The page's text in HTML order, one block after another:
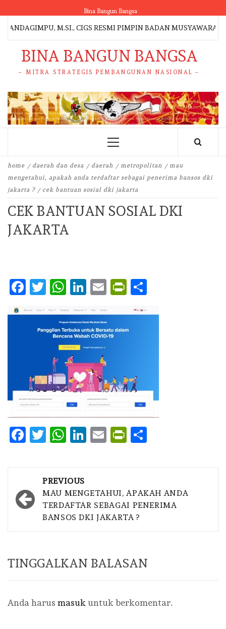
to
content
Bina Bangun Bangsa
M.SI., CIGS RESMI PIMPIN BADAN MUSYAWARAH
BINA BANGUN BANGSA
– MITRA STRATEGIS PEMBANGUNAN NASIONAL –
Primary
home daerah dan desa daerah metropolitan
mau
mengetahui, apakah anda terdaftar sebagai penerima bansos dki
jakarta ?
cek bantuan sosial dki jakarta
CEK BANTUAN SOSIAL DKI
JAKARTA
Facebook
Twitter
WhatsApp
LinkedIn
EmailPrintFriendly
Facebook
Twitter
WhatsApp
LinkedIn
EmailPrintFriendly
navigation
PREVIOUS
MAU MENGETAHUI, APAKAH ANDA
TERDAFTAR SEBAGAI PENERIMA
BANSOS DKI JAKARTA ?
TINGGALKAN BALASAN
Anda harus masuk untuk berkomentar.